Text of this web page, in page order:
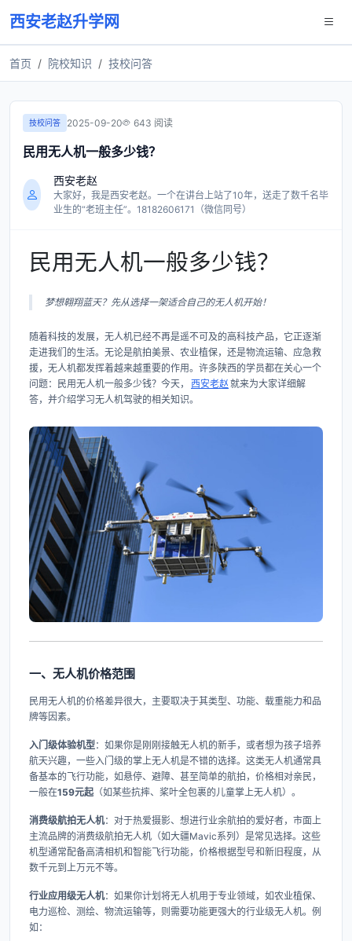
西安老赵升学网
首页 院校知识 技校问答
技校问答 2025-09-20 643 阅读
民用无人机一般多少钱？
西安老赵
大家好，我是西安老赵。一个在讲台上站了10年，送走了数千名毕
业生的“老班主任”。18182606171（微信同号）
民用无人机一般多少钱？
梦想翱翔蓝天？先从选择一架适合自己的无人机开始！
随着科技的发展，无人机已经不再是遥不可及的高科技产品，它正逐渐
走进我们的生活。无论是航拍美景、农业植保，还是物流运输、应急救
援，无人机都发挥着越来越重要的作用。许多陕西的学员都在关心一个
问题：民用无人机一般多少钱？今天，
西安老赵 就来为大家详细解
答，并介绍学习无人机驾驶的相关知识。
一、无人机价格范围
民用无人机的价格差异很大，主要取决于其类型、功能、载重能力和品
牌等因素。
入门级体验机型​：如果你是刚刚接触无人机的新手，或者想为孩子培养
航天兴趣，一些入门级的掌上无人机是不错的选择。这类无人机通常具
备基本的飞行功能，如悬停、避障、甚至简单的航拍，价格相对亲民，
一般在159元起 ​（如某些抗摔、桨叶全包裹的儿童掌上无人机）。
消费级航拍无人机​：对于热爱摄影、想进行业余航拍的爱好者，市面上
主流品牌的消费级航拍无人机（如大疆Mavic系列）是常见选择。这些
机型通常配备高清相机和智能飞行功能，价格根据型号和新旧程度，从
数千元到上万元不等。
行业应用级无人机​：如果你计划将无人机用于专业领域，如农业植保、
电力巡检、测绘、物流运输等，则需要功能更强大的行业级无人机。例
如：